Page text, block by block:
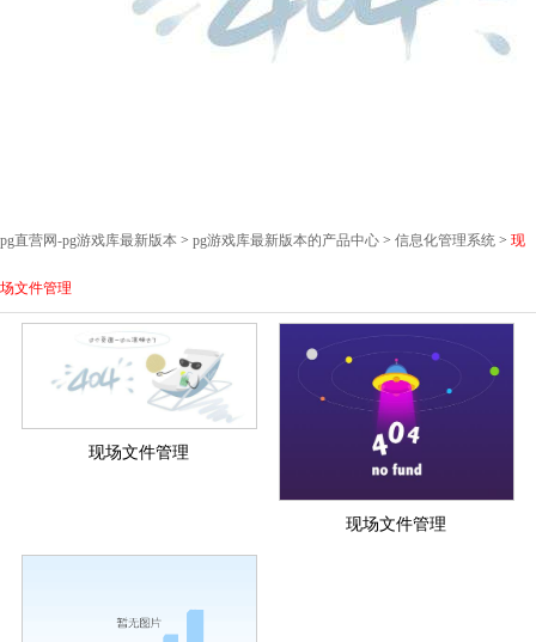
pg直营网-pg游戏库最新版本 > pg游戏库最新版本的产品中心 > 信息化管理系统 > 现
场文件管理
现场文件管理
现场文件管理